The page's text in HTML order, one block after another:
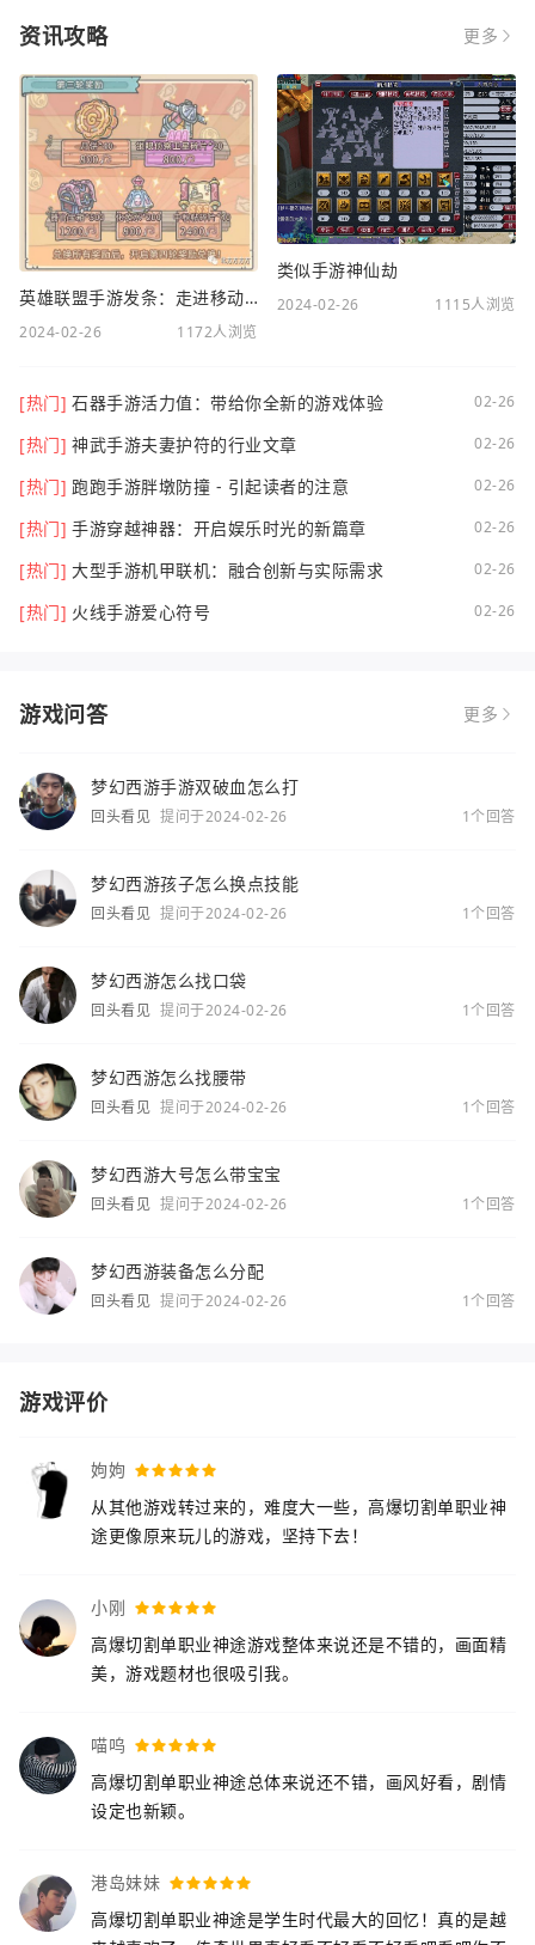
资讯攻略 更多
英雄联盟手游发条：走进移动电竞新时代
2024-02-26 1172人浏览
类似手游神仙劫
2024-02-26 1115人浏览
[热门] 石器手游活力值：带给你全新的游戏体验 02-26
[热门] 神武手游夫妻护符的行业文章 02-26
[热门] 跑跑手游胖墩防撞 - 引起读者的注意 02-26
[热门] 手游穿越神器：开启娱乐时光的新篇章 02-26
[热门] 大型手游机甲联机：融合创新与实际需求 02-26
[热门] 火线手游爱心符号 02-26
游戏问答 更多
梦幻西游手游双破血怎么打
回头看见 提问于2024-02-26 1个回答
梦幻西游孩子怎么换点技能
回头看见 提问于2024-02-26 1个回答
梦幻西游怎么找口袋
回头看见 提问于2024-02-26 1个回答
梦幻西游怎么找腰带
回头看见 提问于2024-02-26 1个回答
梦幻西游大号怎么带宝宝
回头看见 提问于2024-02-26 1个回答
梦幻西游装备怎么分配
回头看见 提问于2024-02-26 1个回答
游戏评价
姁姁
从其他游戏转过来的，难度大一些，高爆切割单职业神
途更像原来玩儿的游戏，坚持下去！
小刚
高爆切割单职业神途游戏整体来说还是不错的，画面精
美，游戏题材也很吸引我。
喵呜
高爆切割单职业神途总体来说还不错，画风好看，剧情
设定也新颖。
港岛妹妹
高爆切割单职业神途是学生时代最大的回忆！真的是越